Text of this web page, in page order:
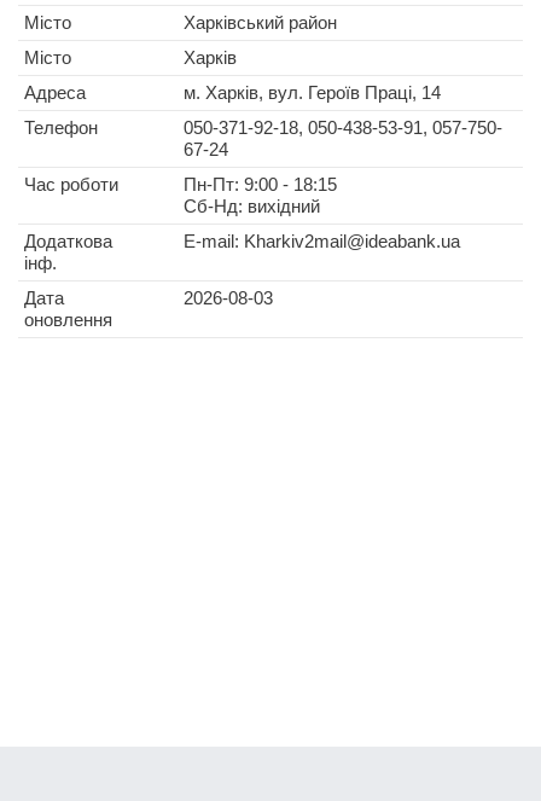
Місто
Харківський район
Місто
Харків
Адреса
м. Харків, вул. Героїв Праці, 14
Телефон
050-371-92-18, 050-438-53-91, 057-750-
67-24
Час роботи
Пн-Пт: 9:00 - 18:15
Сб-Нд: вихідний
Додаткова
інф.
E-mail: Kharkiv2mail@ideabank.ua
Дата
оновлення
2026-08-03